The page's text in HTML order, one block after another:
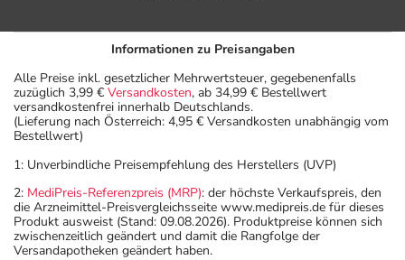
Informationen zu Preisangaben
Alle Preise inkl. gesetzlicher Mehrwertsteuer, gegebenenfalls
zuzüglich 3,99 € Versandkosten, ab 34,99 € Bestellwert
versandkostenfrei innerhalb Deutschlands.
(Lieferung nach Österreich: 4,95 € Versandkosten unabhängig vom
Bestellwert)
1: Unverbindliche Preisempfehlung des Herstellers (UVP)
2: MediPreis-Referenzpreis (MRP): der höchste Verkaufspreis, den
die Arzneimittel-Preisvergleichsseite www.medipreis.de für dieses
Produkt ausweist (Stand: 09.08.2026). Produktpreise können sich
zwischenzeitlich geändert und damit die Rangfolge der
Versandapotheken geändert haben.